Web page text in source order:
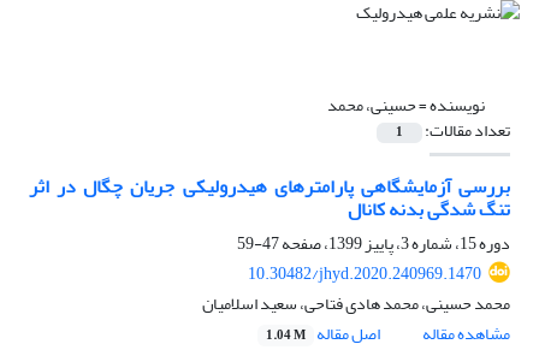
نویسنده =حسینی، محمد
تعداد مقالات: 1
بررسی آزمایشگاهی پارامترهای هیدرولیکی جریان چگال در اثر
تنگ شدگی بدنه کانال
دوره 15، شماره 3، پاییز 1399، صفحه
47-59
10.30482/jhyd.2020.240969.1470
محمد حسینی، محمد هادی فتاحی، سعید اسلامیان
مشاهده مقاله
اصل مقاله 1.04 M